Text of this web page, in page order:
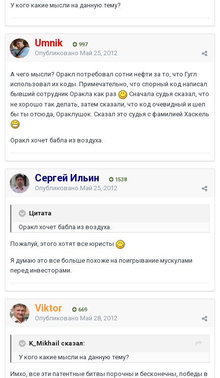
У кого какие мысли на данную тему?
Umnik 997
Опубликовано Май 25, 2012
А чего мысли? Оракл потребовал сотни нефти за то, что Гугл
использовал их коды. Примечательно, что спорный код написал
бывший сотрудник Оракла как раз
Сначала судья сказал, что
не хорошо так делать, затем сказали, что код очевидный и шел
бы ты отсюда, Ораклушок. Сказал это судья с фамилией Хаскель
Оракл хочет бабла из воздуха.
Сергей Ильин 1538
Опубликовано Май 25, 2012
Цитата
Оракл хочет бабла из воздуха.
Пожалуй, этого хотят все юристы
Я думаю это все больше похоже на поигрывание мускулами
перед инвесторами.
Viktor 669
Опубликовано Май 28, 2012
K_Mikhail сказал:
У кого какие мысли на данную тему?
Имхо, все эти патентные битвы порочны и бесконечны, победы в